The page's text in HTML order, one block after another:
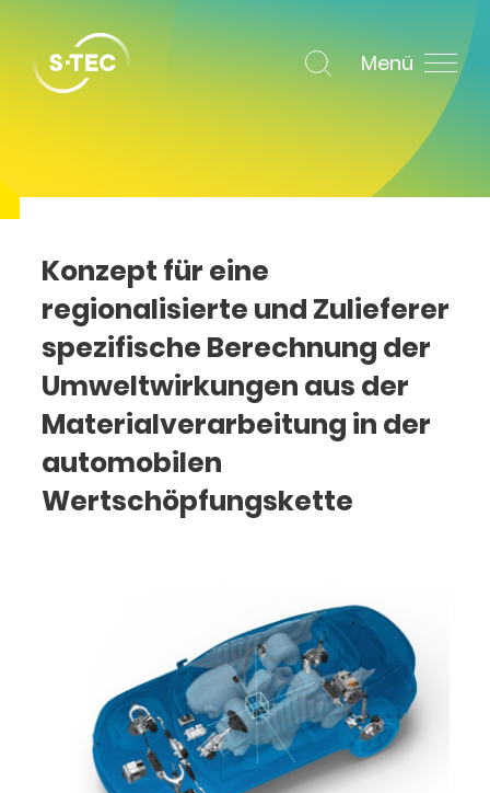
Menü
Konzept für eine
regionalisierte und Zulieferer
spezifische Berechnung der
Umweltwirkungen aus der
Materialverarbeitung in der
automobilen
Wertschöpfungskette